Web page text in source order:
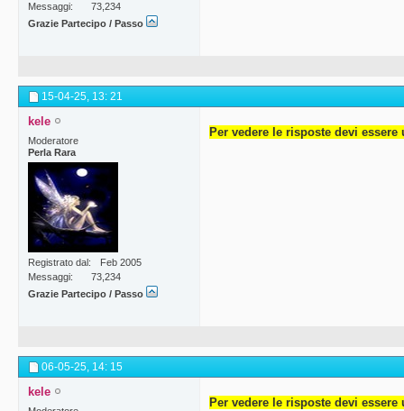
Messaggi
73,234
Grazie Partecipo / Passo
15-04-25, 13: 21
kele
Moderatore
Perla Rara
Registrato dal
Feb 2005
Messaggi
73,234
Grazie Partecipo / Passo
Per vedere le risposte devi
06-05-25, 14: 15
kele
Per vedere le risposte devi essere